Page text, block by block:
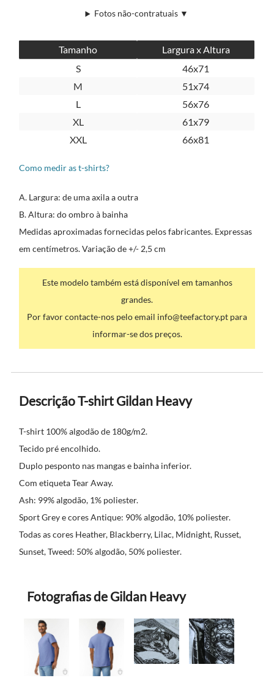
Fotos não-contratuais ▼
Tamanho
Largura x Altura
S
46x71
M
51x74
L
56x76
XL
61x79
XXL
66x81
Como medir as t-shirts?
A. Largura: de uma axila a outra
B. Altura: do ombro à bainha
Medidas aproximadas fornecidas pelos fabricantes. Expressas
em centímetros. Variação de +/- 2,5 cm
Este modelo também está disponível em tamanhos
grandes.
Por favor contacte-nos pelo email info@teefactory.pt para
informar-se dos preços.
Descrição T-shirt Gildan Heavy
T-shirt 100% algodão de 180g/m2.
Tecido pré encolhido.
Duplo pesponto nas mangas e bainha inferior.
Com etiqueta Tear Away.
Ash: 99% algodão, 1% poliester.
Sport Grey e cores Antique: 90% algodão, 10% poliester.
Todas as cores Heather, Blackberry, Lilac, Midnight, Russet,
Sunset, Tweed: 50% algodão, 50% poliester.
Fotografias de Gildan Heavy